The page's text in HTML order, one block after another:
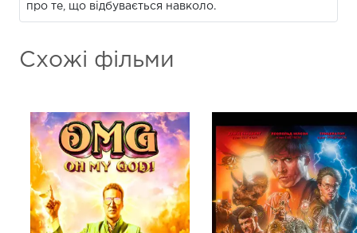
про те, що відбувається навколо.
Схожі фільми